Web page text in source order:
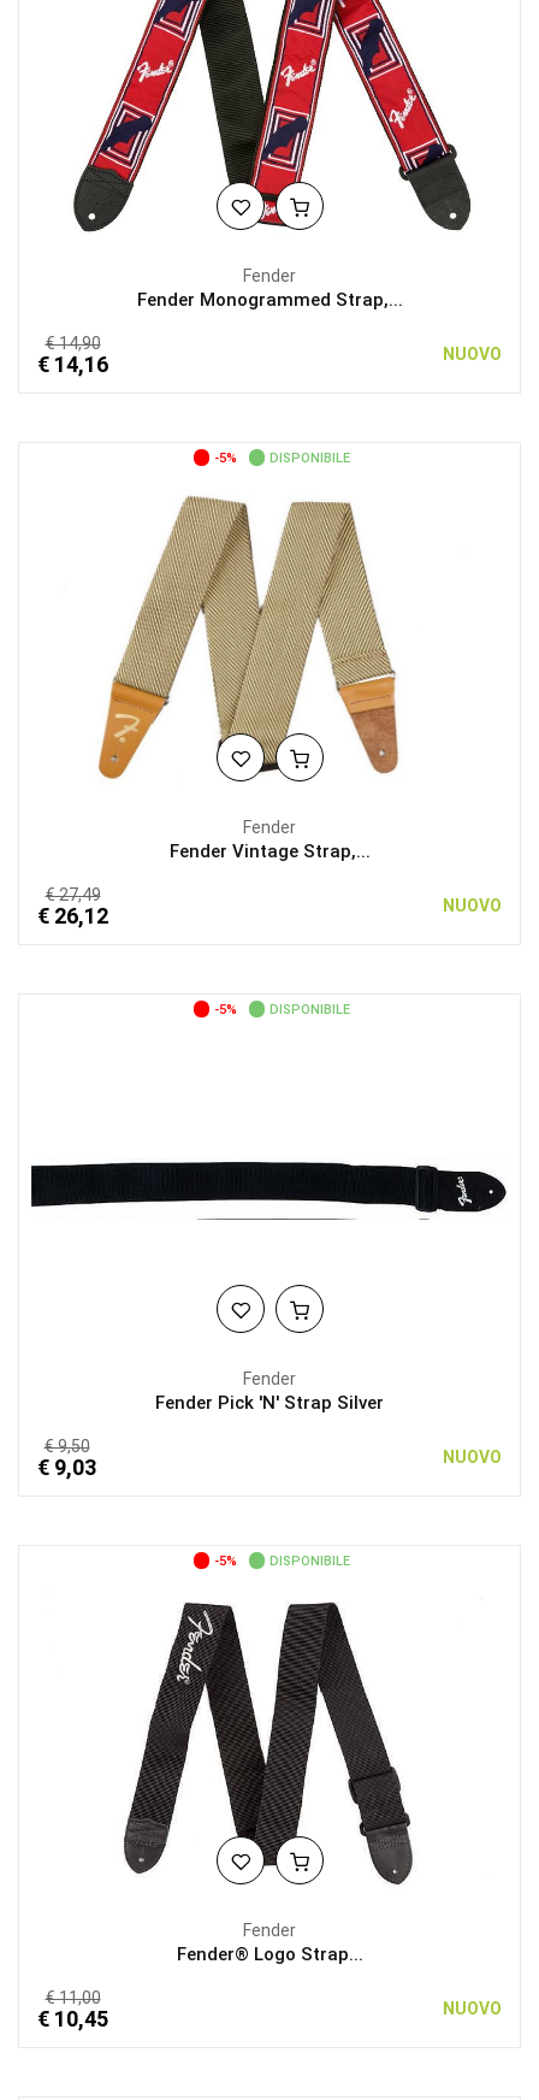
Fender
Fender Monogrammed Strap,...
€ 14,90
€ 14,16 NUOVO
-5% DISPONIBILE
Fender
Fender Vintage Strap,...
€ 27,49
€ 26,12 NUOVO
-5% DISPONIBILE
Fender
Fender Pick 'N' Strap Silver
€ 9,50
€ 9,03 NUOVO
-5% DISPONIBILE
Fender
Fender® Logo Strap...
€ 11,00
€ 10,45 NUOVO